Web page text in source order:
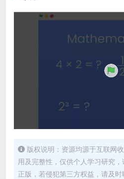
版权说明：资源均源于互联网
用及完整性，仅供个人学习研究
正版，若侵犯第三方权益，请及时